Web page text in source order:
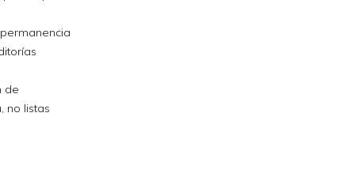
de
no listas